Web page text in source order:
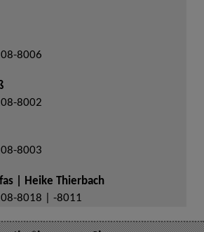
8006
8002
8003
| Heike Thierbach
8018 | -8011